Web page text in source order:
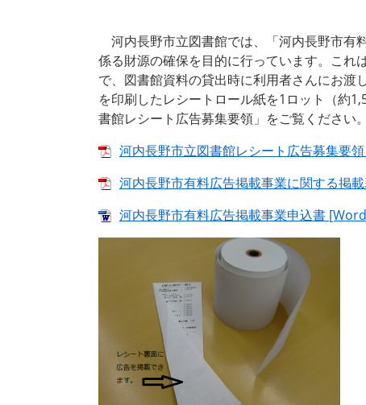
河内長野市立図書館では、「河内長野市有
係る財源の確保を目的に行っています。これ
で、図書館資料の貸出時に利用者さんにお渡
を印刷したレシートロール紙を1ロット（約
書館レシート広告募集要領」をご覧ください。
河内長野市立図書館レシート広告募集要
河内長野市有料広告掲載事業に関する掲
河内長野市有料広告掲載事業申込書